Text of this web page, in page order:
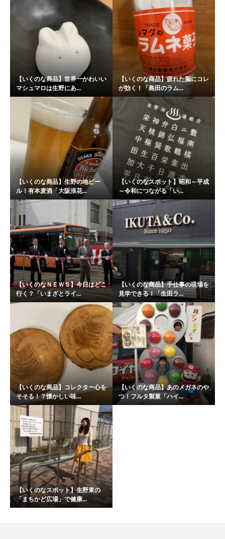
【いくのな商品】世界一かわいい
マシュマロは生野にあ...
【いくのな商品】疲れた脳にコレ
が効く！「島田のラム...
【いくのな商品】生野の地ビー
ル！有本麦酒「大阪浪花...
【いくのなスポット】昭和～平成
～令和につながる「い...
【いくのなＮＥＷＳ】今日はどこ
行く？「いまざとライ...
【いくのな商品】手仕事の現場を
見学できる！「生田ラ...
【いくのな商品】コレクター心を
そそる！？懐かしい味...
【いくのな商品】あのメガネのや
つ！フルタ製菓「ハイ...
【いくのなスポット】生野東の
「まちかど広場」で健康...